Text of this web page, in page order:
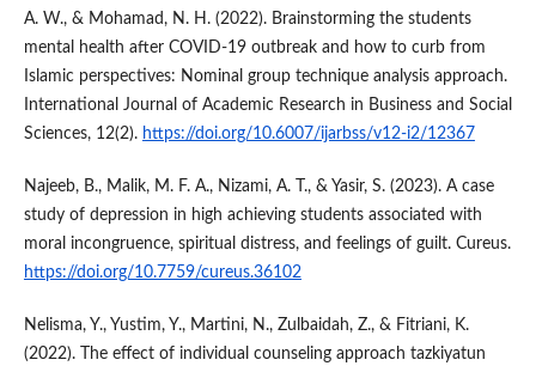
A. W., & Mohamad, N. H. (2022). Brainstorming the students
mental health after COVID-19 outbreak and how to curb from
Islamic perspectives: Nominal group technique analysis approach.
International Journal of Academic Research in Business and Social
Sciences, 12(2). https://doi.org/10.6007/ijarbss/v12-i2/12367
Najeeb, B., Malik, M. F. A., Nizami, A. T., & Yasir, S. (2023). A case
study of depression in high achieving students associated with
moral incongruence, spiritual distress, and feelings of guilt. Cureus.
https://doi.org/10.7759/cureus.36102
Nelisma, Y., Yustim, Y., Martini, N., Zulbaidah, Z., & Fitriani, K.
(2022). The effect of individual counseling approach tazkiyatun